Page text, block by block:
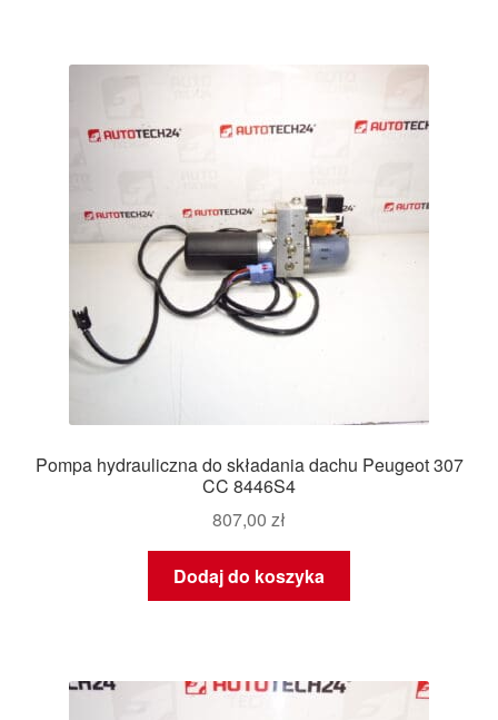
Pompa hydrauliczna do składania dachu Peugeot 307
CC 8446S4
807,00 zł
Dodaj do koszyka